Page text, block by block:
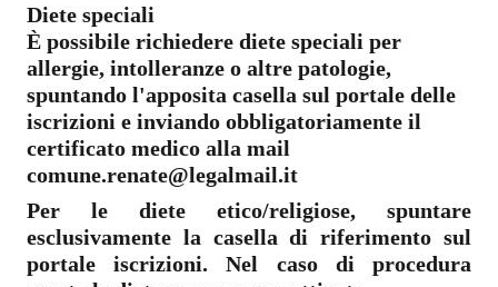
Diete speciali
È possibile richiedere diete speciali per
allergie, intolleranze o altre patologie,
spuntando l'apposita casella sul portale delle
iscrizioni e inviando obbligatoriamente il
certificato medico alla mail
comune.renate@legalmail.it
Per le diete etico/religiose, spuntare
esclusivamente la casella di riferimento sul
portale iscrizioni. Nel caso di procedura